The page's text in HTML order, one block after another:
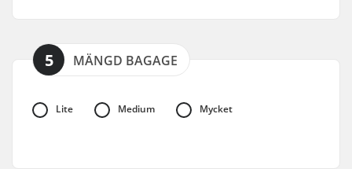
5 MÄNGD BAGAGE
Lite Medium Mycket